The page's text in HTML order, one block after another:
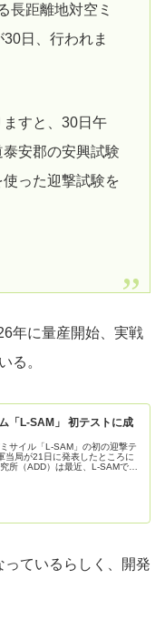
長距離地対空ミ
日、行われま
すと、30日午
安郡の安興試験
った迎撃試験を
年に量産開始、実戦
る。
「L-SAM」 初テストに成
サイル「L-SAM」の初の迎撃テ
当局が21日に発表したところに
所（ADD）は最近、L-SAMで標
ているらしく、開発